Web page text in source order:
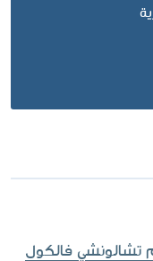
المرحوم تشالونشي فالكول